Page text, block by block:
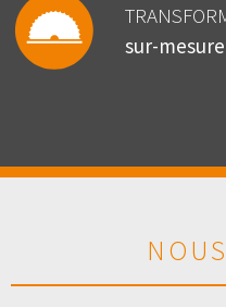
sur-